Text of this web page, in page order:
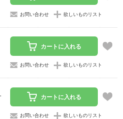
お問い合わせ 欲しいものリスト
カートに入れる
お問い合わせ 欲しいものリスト
カートに入れる
お問い合わせ 欲しいものリスト